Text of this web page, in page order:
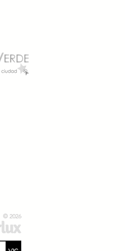
© 2026